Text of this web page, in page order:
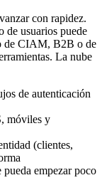
con rapidez.
de usuarios puede
de CIAM, B2B o de
La nube
de autenticación
móviles y
(clientes,
empezar poco